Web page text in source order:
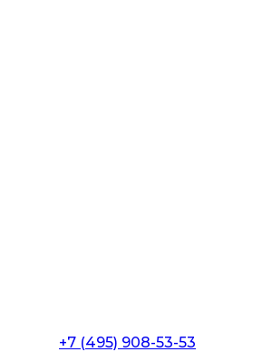
+7 (495) 908-53-53